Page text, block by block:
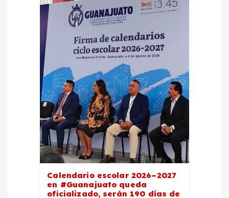
Calendario escolar 2026–2027
en #Guanajuato queda
oficializado, serán 190 días de